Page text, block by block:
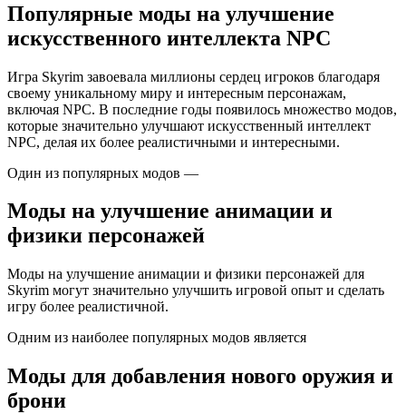
Популярные моды на улучшение
искусственного интеллекта NPC
Игра Skyrim завоевала миллионы сердец игроков благодаря
своему уникальному миру и интересным персонажам,
включая NPC. В последние годы появилось множество модов,
которые значительно улучшают искусственный интеллект
NPC, делая их более реалистичными и интересными.
Один из популярных модов —
Моды на улучшение анимации и
физики персонажей
Моды на улучшение анимации и физики персонажей для
Skyrim могут значительно улучшить игровой опыт и сделать
игру более реалистичной.
Одним из наиболее популярных модов является
Моды для добавления нового оружия и
брони